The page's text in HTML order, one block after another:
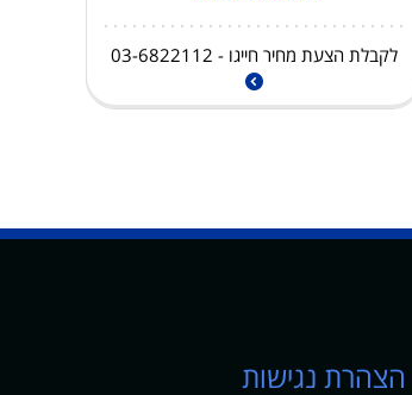
לקבלת הצעת מחיר חייגו - 03-6822112
הצהרת נגישות